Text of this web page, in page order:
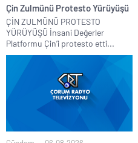
Çin Zulmünü Protesto Yürüyüşü
ÇİN ZULMÜNÜ PROTESTO
YÜRÜYÜŞÜ İnsani Değerler
Platformu Çin’i protesto etti...